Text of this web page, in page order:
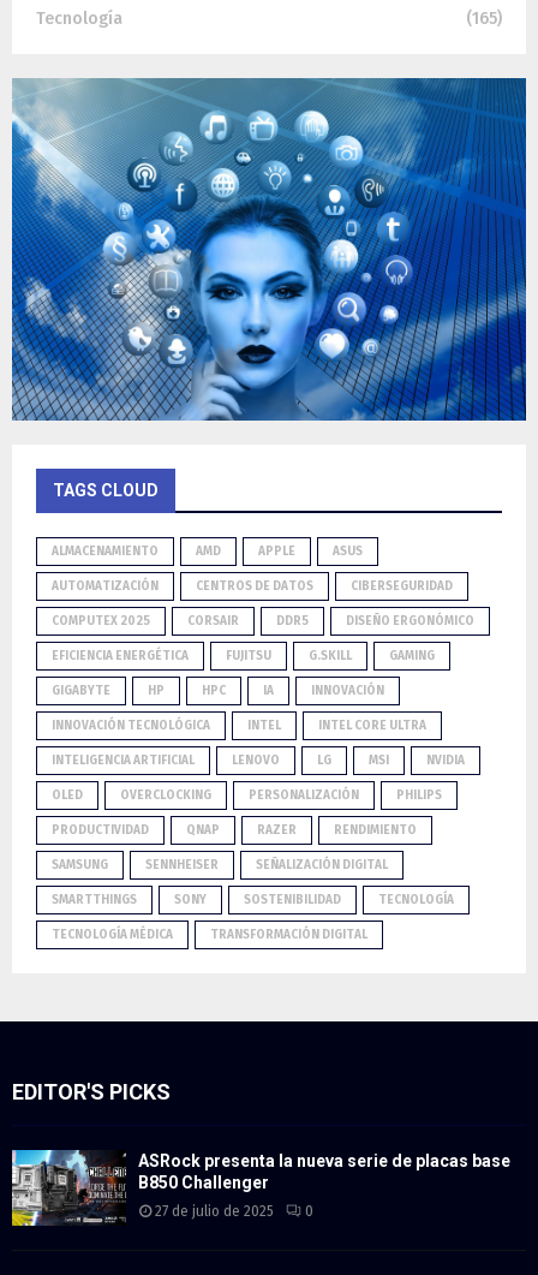
Tecnología (165)
TAGS CLOUD
ALMACENAMIENTO AMD APPLE ASUS
AUTOMATIZACIÓN CENTROS DE DATOS CIBERSEGURIDAD
COMPUTEX 2025 CORSAIR DDR5 DISEÑO ERGONÓMICO
EFICIENCIA ENERGÉTICA FUJITSU G.SKILL GAMING
GIGABYTE HP HPC IA INNOVACIÓN
INNOVACIÓN TECNOLÓGICA INTEL INTEL CORE ULTRA
INTELIGENCIA ARTIFICIAL LENOVO LG MSI NVIDIA
OLED OVERCLOCKING PERSONALIZACIÓN PHILIPS
PRODUCTIVIDAD QNAP RAZER RENDIMIENTO
SAMSUNG SENNHEISER SEÑALIZACIÓN DIGITAL
SMARTTHINGS SONY SOSTENIBILIDAD TECNOLOGÍA
TECNOLOGÍA MÉDICA TRANSFORMACIÓN DIGITAL
EDITOR'S PICKS
ASRock presenta la nueva serie de placas base
B850 Challenger
27 de julio de 2025 0